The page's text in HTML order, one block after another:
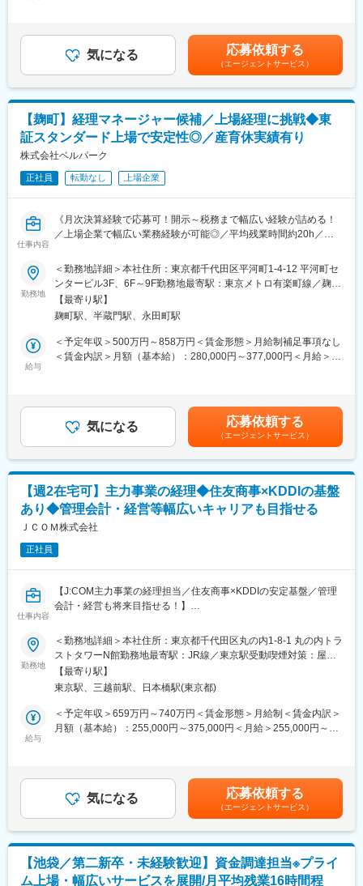
事業を軸に急成長を遂げています。2026年3月期の売上は353億円
（前年＋12.4%）にて過去最高を達成。GPUクラウドの売上構成
は20％超に拡大し、累計521億円規模の投資と100名を超える採用
によって成長基盤を整備しました。今後は、生成AIインフラとい
う国家的テーマを担う企業として、データセンター投資・GPU投
資・資本政策を高度に組み合わせながら、数千億円規模の企業価
値創出を目指すフェーズになります。
変更の範囲：会社の定める業務
■業務詳細：
・事業部門と連携した前提条件の整理
（2）資金繰り・キャッシュマネジメント
・資金繰りの管理および予測
・キャッシュフローの最適化
・キャッシュフローのモニタリングおよび改善提案
（3）資金調達の企画・推進
・資金調達戦略の検討および実行
・金融機関との折衝・条件交渉
・調達に必要な資料作成・説明対応
（4）投資・意思決定支援
・経営陣へのレポーティング・提言
・財務観点からの意思決定支援
（5）部門横断での調整・推進
・事業部門との連携・情報収集
・社内外ステークホルダーとの調整
事業を軸に急成長を遂げています。2026年3月期の売上は353億円
（前年＋12.4%）にて過去最高を達成。GPUクラウドの売上構成
は20％超に拡大し、累計521億円規模の投資と100名を超える採用
によって成長基盤を整備しました。今後は、生成AIインフラとい
う国家的テーマを担う企業として、データセンター投資・GPU投
資・資本政策を高度に組み合わせながら、数千億円規模の企業価
値創出を目指すフェーズになります。
変更の範囲：会社の定める業務
業手当＞有＜給与補足＞※給与詳細は、スキル・経験を考慮の上、
当社規定により決定※給与改定や賞与は当社人事制度による査定に
て決定■給与改定：年2回（4月、10月）■賞与：年2回（6月、12
月）■その他固定手当：住宅補助、通勤手当：25,000円・通信費
3,000円賃金はあくまでも目安の金額であり、選考を通じて上下す
る可能性があります。月給(月額)は固定手当を含めた表記です。
気になる 応募依頼する
（エージェントサービス）
【麹町】経理マネージャー候補／上場経理に挑戦◆東
証スタンダード上場で安定性◎／産育休実績有り
株式会社ベルパーク
正社員 転勤なし 上場企業
仕事内容
《月次決算経験で応募可！開示～税務まで幅広い経験が詰める！
／上場企業で幅広い業務経験が可能◎／平均残業時間約20h／産
■業務概要：
本社財務経理部にて、経理業務全般を担っていただきます。
■業務詳細：
ご経験とご要望に応じてお任せする業務を決定させて頂きます。
・決算(月次・年次・四半期決算業務)
・銀行入出金業務
・従業員経費精算業務
■配属先組織構成：
・部長、課長、係長2名、主任3名、メンバー4名、派遣社員2名が
在籍。
20～40代まで幅広い年齢層の方が所属しており、30代がボリュー
ムゾーンとなっています。
現職メンバーに、会計士や税理士有資格者もいるため、お互いの
スキルを高め合う環境です。
■キャリアパス：
メントなどもお任せすることを期待しております。
■働き方：
・土日祝休み、リモートワークも相談可能で、ワークライフバラ
・産休・育休取得率100％となっており、「子育てサポート企
業」として東京都よりくるみんマークも取得しています。
連結・開示・税務など、やる気のある方にはご希望の業務を経験
していただけます。上場企業の経理業務を（縦にも横にも）幅広
く経験することが可能なのでご自身のキャリアを積み上げたい方
には最適な環境です。
※業務ローテーションは、定期的に行っております。将来的には予
実管理（現在は経営企画が担当）等、幅広い業務に挑戦も可能で
勤務地
＜勤務地詳細＞本社住所：東京都千代田区平河町1-4-12 平河町セ
ンタービル3F、6F～9F勤務地最寄駅：東京メトロ有楽町線／麹町
駅受動喫煙対策：屋内全面禁煙
【最寄り駅】
麹町駅、半蔵門駅、永田町駅
給与
＜予定年収＞500万円～858万円＜賃金形態＞月給制補足事項なし
＜賃金内訳＞月額（基本給）：280,000円～377,000円＜月給＞
回（6月、12月）賃金はあくまでも目安の金額であり、選考を通
じて上下する可能性があります。月給(月額)は固定手当を含めた表
記です。
気になる 応募依頼する
（エージェントサービス）
【週2在宅可】主力事業の経理◆住友商事×KDDIの基盤
あり◆管理会計・経営等幅広いキャリアも目指せる
ＪＣＯＭ株式会社
正社員
仕事内容
【J:COM主力事業の経理担当／住友商事×KDDIの安定基盤／管理
会計・経営も将来目指せる！】
■部門やポジションの役割
J:COMグループの主力事業であるCATV事業会社の経理業務を担当
いただきます。約6,000～7,000名規模の事業の経理を70～80名規
模の経理組織で支えており、高い専門性と事業理解を身につける
ことができます。
■業務内容
・会計システムを用いた仕訳・会計処理
・財務諸表作成および内部統制対応
・新規事業に関する会計・税務処理検討
・固定資産管理、実査業務
・棚卸資産の確認および会計処理判断
勤務地
＜勤務地詳細＞本社住所：東京都千代田区丸の内1-8-1 丸の内トラ
ストタワーN館勤務地最寄駅：JR線／東京駅受動喫煙対策：屋内
全面禁煙変更の範囲：会社の定める事業所（リモートワーク含
む）
【最寄り駅】
東京駅、三越前駅、日本橋駅(東京都)
給与
＜予定年収＞659万円～740万円＜賃金形態＞月給制＜賃金内訳＞
月額（基本給）：255,000円～375,000円＜月給＞255,000円～
本給の3.56ヶ月～7.01ヶ月（標準4.5ヶ月、個人業績により増減あ
り）※ご本人のスキル・社会人経験年数によって上記年収以外での
ご提示可能性もあります賃金はあくまでも目安の金額であり、選
考を通じて上下する可能性があります。月給(月額)は固定手当を含
めた表記です。
気になる 応募依頼する
（エージェントサービス）
【池袋／第二新卒・未経験歓迎】資金調達担当※プライ
ム上場・幅広いサービスを展開/月平均残業16時間程